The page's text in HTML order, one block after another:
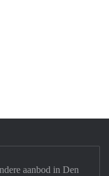
aanbod in Den